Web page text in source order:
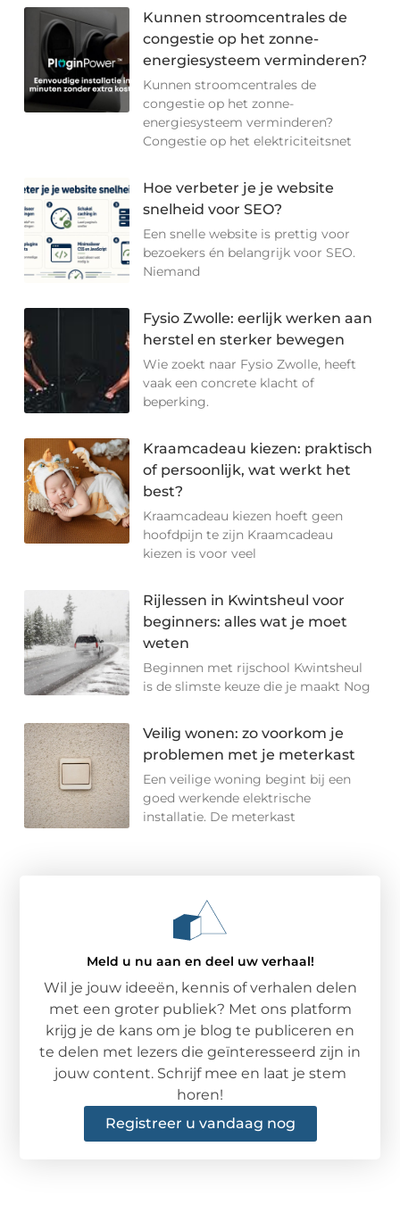
Kunnen stroomcentrales de
congestie op het zonne-
energiesysteem verminderen?
Kunnen stroomcentrales de
congestie op het zonne-
energiesysteem verminderen?
Congestie op het elektriciteitsnet
Hoe verbeter je je website
snelheid voor SEO?
Een snelle website is prettig voor
bezoekers én belangrijk voor SEO.
Niemand
Fysio Zwolle: eerlijk werken aan
herstel en sterker bewegen
Wie zoekt naar Fysio Zwolle, heeft
vaak een concrete klacht of
beperking.
Kraamcadeau kiezen: praktisch
of persoonlijk, wat werkt het
best?
Kraamcadeau kiezen hoeft geen
hoofdpijn te zijn Kraamcadeau
kiezen is voor veel
Rijlessen in Kwintsheul voor
beginners: alles wat je moet
weten
Beginnen met rijschool Kwintsheul
is de slimste keuze die je maakt Nog
Veilig wonen: zo voorkom je
problemen met je meterkast
Een veilige woning begint bij een
goed werkende elektrische
installatie. De meterkast
Meld u nu aan en deel uw verhaal!
Wil je jouw ideeën, kennis of verhalen delen
met een groter publiek? Met ons platform
krijg je de kans om je blog te publiceren en
te delen met lezers die geïnteresseerd zijn in
jouw content. Schrijf mee en laat je stem
horen!
Registreer u vandaag nog